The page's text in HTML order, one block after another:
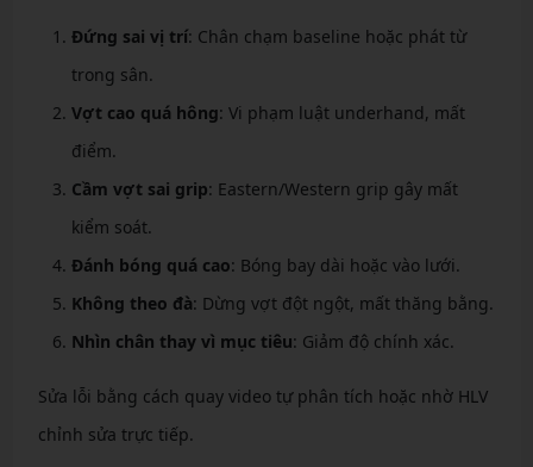
Đứng sai vị trí: Chân chạm baseline hoặc phát từ
trong sân.
Vợt cao quá hông: Vi phạm luật underhand, mất
điểm.
Cầm vợt sai grip: Eastern/Western grip gây mất
kiểm soát.
Đánh bóng quá cao: Bóng bay dài hoặc vào lưới.
Không theo đà: Dừng vợt đột ngột, mất thăng bằng.
Nhìn chân thay vì mục tiêu: Giảm độ chính xác.
Sửa lỗi bằng cách quay video tự phân tích hoặc nhờ HLV
chỉnh sửa trực tiếp.